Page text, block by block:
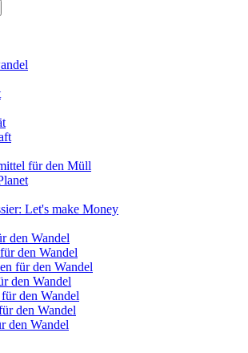
für den Müll
Let's make Money
den Wandel
den Wandel
für den Wandel
den Wandel
den Wandel
den Wandel
den Wandel